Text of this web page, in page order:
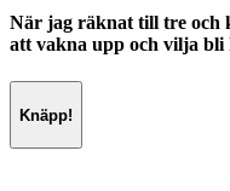
När jag räknat till tre och
att vakna upp och vilja
Knäpp!